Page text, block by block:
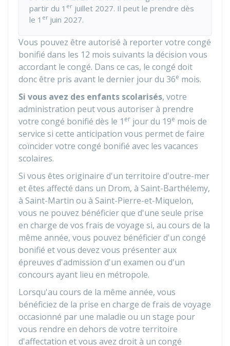
partir du 1 er juillet 2027. Il peut le prendre dès
le 1 er juin 2027.
Vous pouvez être autorisé à reporter votre congé
bonifié dans les 12 mois suivants la décision vous
accordant le congé. Dans ce cas, le congé doit
donc être pris avant le dernier jour du 36e mois.
Si vous avez des enfants scolarisés, votre
administration peut vous autoriser à prendre
votre congé bonifié dès le 1 er jour du 19e mois de
service si cette anticipation vous permet de faire
coïncider votre congé bonifié avec les vacances
scolaires.
Si vous êtes originaire d'un territoire d'outre-mer
et êtes affecté dans un Drom, à Saint-Barthélemy,
à Saint-Martin ou à Saint-Pierre-et-Miquelon,
vous ne pouvez bénéficier que d'une seule prise
en charge de vos frais de voyage si, au cours de la
même année, vous pouvez bénéficier d'un congé
bonifié et vous devez vous présenter aux
épreuves d'admission d'un examen ou d'un
concours ayant lieu en métropole.
Lorsqu'au cours de la même année, vous
bénéficiez de la prise en charge de frais de voyage
occasionné par une maladie ou un stage pour
vous rendre en dehors de votre territoire
d'affectation et vous avez droit à un congé